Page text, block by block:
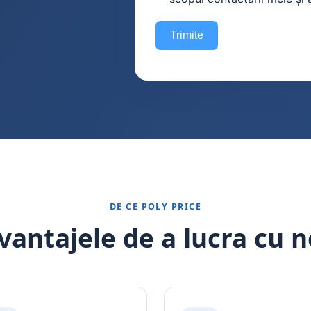
Trimite
DE CE POLY PRICE
de a lucra cu